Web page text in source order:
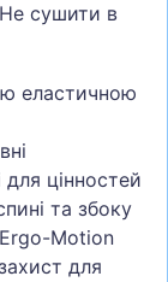
Не сушити в
еластичною
цінностей
та збоку
Motion
для